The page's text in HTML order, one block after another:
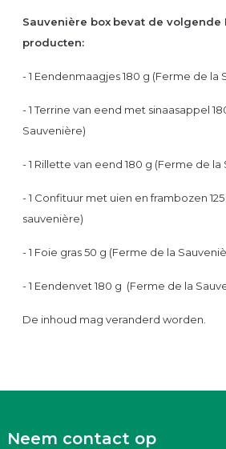
Sauvenière box bevat de volgende
producten:
- 1 Eendenmaagjes 180 g (Ferme de la
- 1 Terrine van eend met sinaasappel
Sauvenière)
- 1 Rillette van eend 180 g (Ferme de la
- 1 Confituur met uien en frambozen
sauvenière)
- 1 Foie gras 50 g (Ferme de la
- 1 Eendenvet 180 g (Ferme de la
De inhoud mag veranderd worden.
Neem contact op